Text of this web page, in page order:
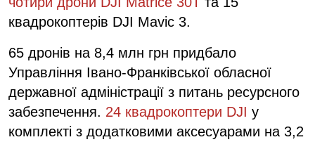
квадрокоптерів DJI Mavic 3.
65 дронів на 8,4 млн грн придбало
Управління Івано-Франківської обласної
державної адміністрації з питань ресурсного
забезпечення. 24 квадрокоптери DJI у
комплекті з додатковими аксесуарами на 3,2